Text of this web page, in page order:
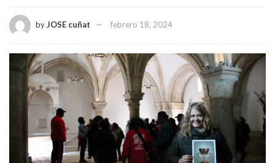
byJOSE cuñat febrero 18, 2024